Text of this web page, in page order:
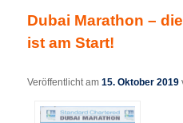
Dubai Marathon –
ist am Start!
Veröffentlicht am15. Oktober 2019